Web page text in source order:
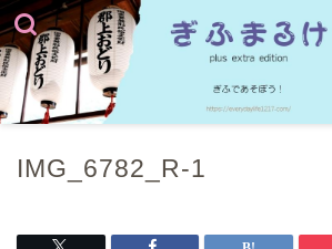
IMG_6782_R-1